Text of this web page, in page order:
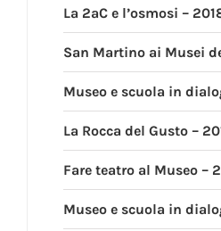
La 2aC e l’osmosi –
San Martino ai Musei
Museo e scuola in
La Rocca del Gusto –
Fare teatro al Museo –
Museo e scuola in